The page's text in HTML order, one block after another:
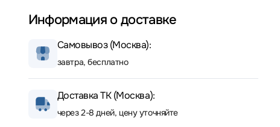
Информация о доставке
Самовывоз (Москва):
завтра, бесплатно
Доставка ТК (Москва):
через 2-8 дней, цену уточняйте